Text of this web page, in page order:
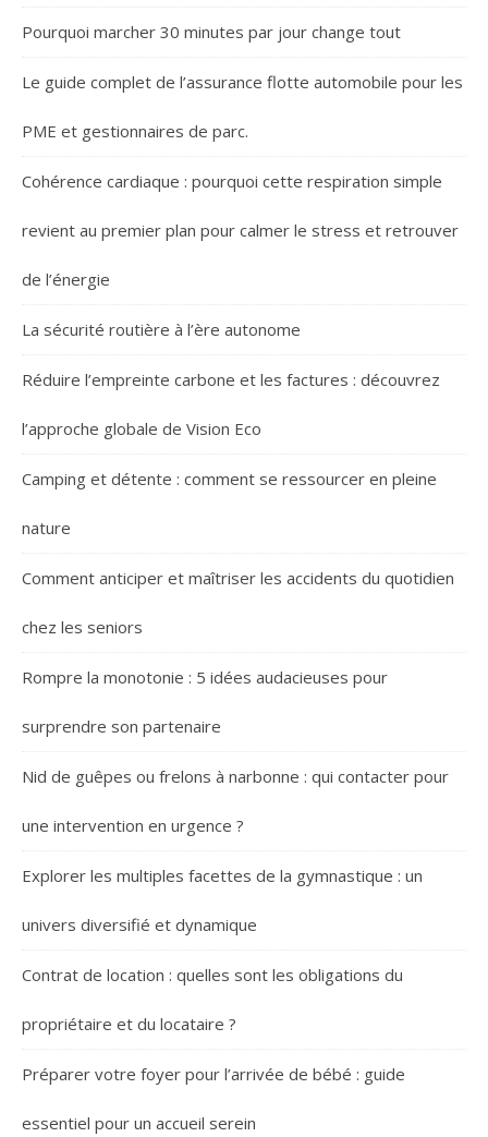
Pourquoi marcher 30 minutes par jour change tout
Le guide complet de l’assurance flotte automobile pour les
PME et gestionnaires de parc.
Cohérence cardiaque : pourquoi cette respiration simple
revient au premier plan pour calmer le stress et retrouver
de l’énergie
La sécurité routière à l’ère autonome
Réduire l’empreinte carbone et les factures : découvrez
l’approche globale de Vision Eco
Camping et détente : comment se ressourcer en pleine
nature
Comment anticiper et maîtriser les accidents du quotidien
chez les seniors
Rompre la monotonie : 5 idées audacieuses pour
surprendre son partenaire
Nid de guêpes ou frelons à narbonne : qui contacter pour
une intervention en urgence ?
Explorer les multiples facettes de la gymnastique : un
univers diversifié et dynamique
Contrat de location : quelles sont les obligations du
propriétaire et du locataire ?
Préparer votre foyer pour l’arrivée de bébé : guide
essentiel pour un accueil serein